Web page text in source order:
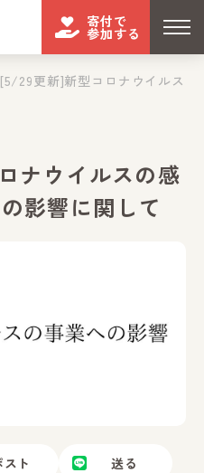
寄付で
参加する
[5/29更新]新型コロナウイルスの
ナウイルスの感
影響に関して
スト 送る